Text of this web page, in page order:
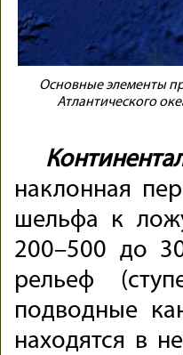
Основные элементы
Атлантического
наклонная
шельфа к
200–500 до
рельеф
подводные
находятся в